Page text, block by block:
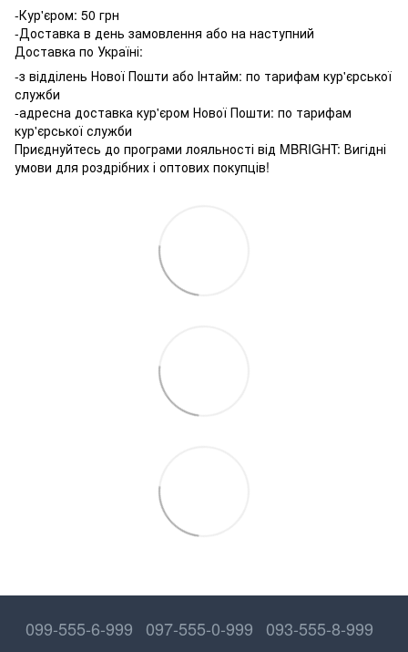
-Кур'єром: 50 грн
-Доставка в день замовлення або на наступний
Доставка по Україні:
-з відділень Нової Пошти або Інтайм: по тарифам кур'єрської
служби
-адресна доставка кур'єром Нової Пошти: по тарифам
кур'єрської служби
Приєднуйтесь до програми лояльності від MBRIGHT: Вигідні
умови для роздрібних і оптових покупців!
099-555-6-999 097-555-0-999 093-555-8-999